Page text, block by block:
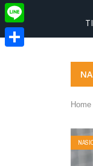
Home
Twitter
Line